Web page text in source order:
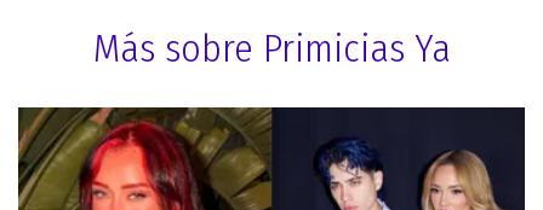
Más sobre Primicias Ya